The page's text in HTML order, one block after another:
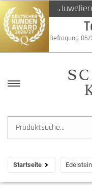
Befragung 05/
Startseite Edelstein